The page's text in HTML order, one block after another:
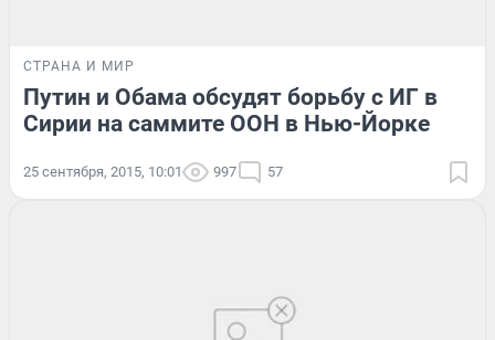
СТРАНА И МИР
Путин и Обама обсудят борьбу с ИГ в
Сирии на саммите ООН в Нью-Йорке
25 сентября, 2015, 10:01 997 57